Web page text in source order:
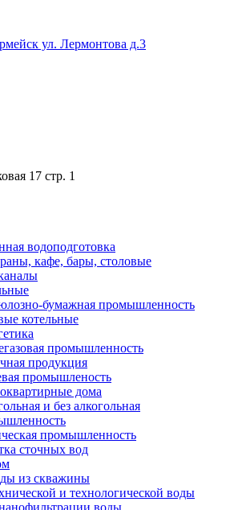
ул. Лермонтова д.3
17 стр. 1
водоподготовка
кафе, бары, столовые
бумажная промышленность
котельные
промышленность
продукция
промышленость
дома
и без алкогольная
промышленность
сточных вод
из скважины
и технологической воды
воды